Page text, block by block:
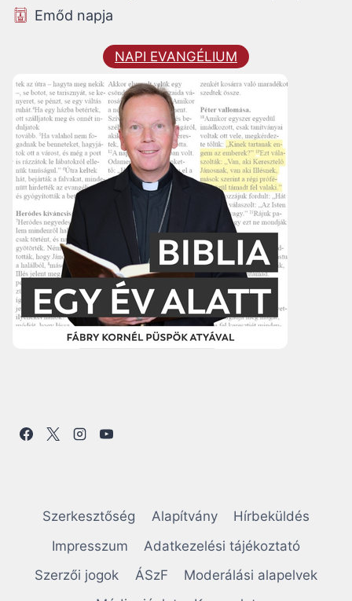
Emőd napja
NAPI EVANGÉLIUM
Szerkesztőség Alapítvány
Hírbeküldés
Impresszum
Adatkezelési tájékoztató
Szerzői jogok
ÁSzF
Moderálási alapelvek